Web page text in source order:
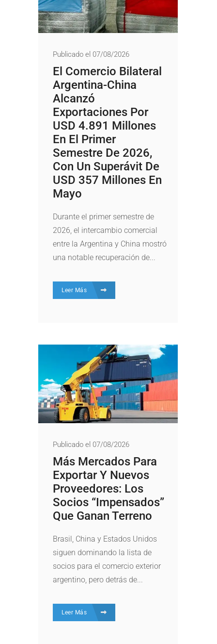
Publicado el 07/08/2026
El Comercio Bilateral
Argentina-China
Alcanzó
Exportaciones Por
USD 4.891 Millones
En El Primer
Semestre De 2026,
Con Un Superávit De
USD 357 Millones En
Mayo
Durante el primer semestre de
2026, el intercambio comercial
entre la Argentina y China mostró
una notable recuperación de...
Leer Más
Publicado el 07/08/2026
Más Mercados Para
Exportar Y Nuevos
Proveedores: Los
Socios “impensados”
Que Ganan Terreno
Brasil, China y Estados Unidos
siguen dominando la lista de
socios para el comercio exterior
argentino, pero detrás de...
Leer Más